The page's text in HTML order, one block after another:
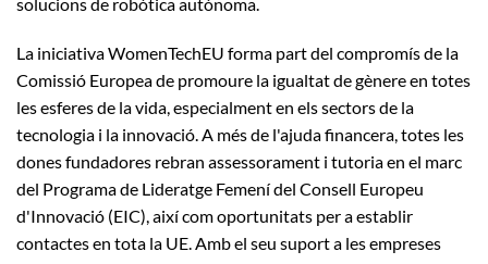
La iniciativa WomenTechEU forma part del compromís de la
Comissió Europea de promoure la igualtat de gènere en totes
les esferes de la vida, especialment en els sectors de la
tecnologia i la innovació. A més de l'ajuda financera, totes les
dones fundadores rebran assessorament i tutoria en el marc
del Programa de Lideratge Femení del Consell Europeu
d'Innovació (EIC), així com oportunitats per a establir
contactes en tota la UE. Amb el seu suport a les empreses